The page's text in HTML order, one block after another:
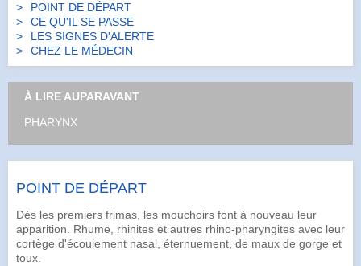
POINT DE DÉPART
CE QU'IL SE PASSE
LES SIGNES D'ALERTE
CHEZ LE MÉDECIN
À LIRE AUPARAVANT
PHARYNX
POINT DE DÉPART
Dès les premiers frimas, les mouchoirs font à nouveau leur
apparition. Rhume, rhinites et autres rhino-pharyngites avec leur
cortège d'écoulement nasal, éternuement, de maux de gorge et
toux.